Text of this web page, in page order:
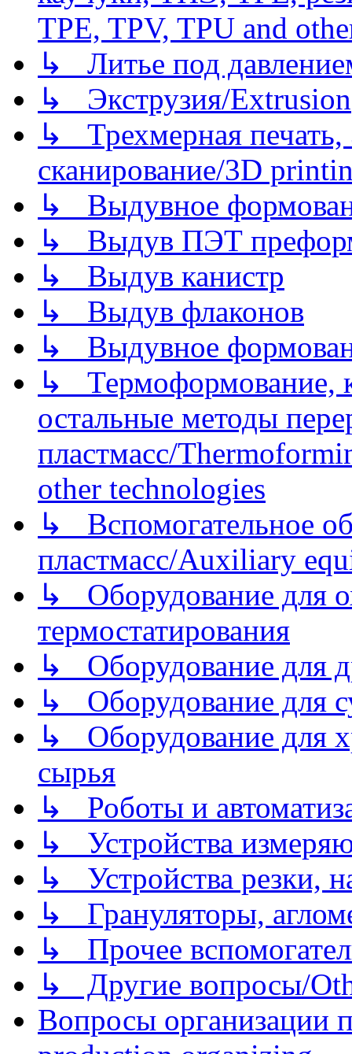
TPE, TPV, TPU and
↳ Литье под
↳ Экструзия/Extrusion
↳ Трехмерная
сканирование/3D
↳ Выдувное
↳ Выдув ПЭТ
↳ Выдув канистр
↳ Выдув флаконов
↳ Выдувное
↳ Термоформование,
остальные методы
пластмасс/
other technologies
↳ Вспомогательное
пластмасс/Auxiliary
↳ Оборудование для
термостатирования
↳ Оборудование для
↳ Оборудование для
↳ Оборудование для
сырья
↳ Роботы и
↳ Устройства
↳ Устройства резки,
↳ Грануляторы,
↳ Прочее
↳ Другие вопросы/
Вопросы организации